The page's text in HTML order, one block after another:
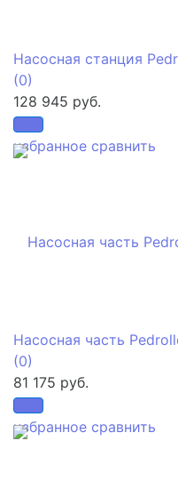
избранное сравнить
Насосная станция
(0)
128 945 руб.
избранное сравнить
Насосная часть
(0)
81 175 руб.